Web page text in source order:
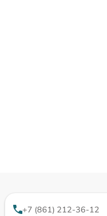
+7 (861) 212-36-12